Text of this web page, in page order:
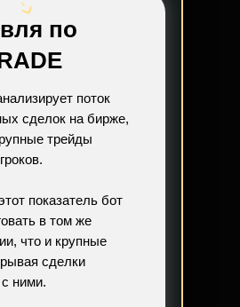
поток
сделок на бирже,
трейды
показатель бот
в том же
что и крупные
сделки
ними.
по